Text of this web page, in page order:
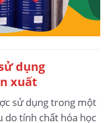
dụng
xuất
sử dụng trong một
do tính chất hóa học